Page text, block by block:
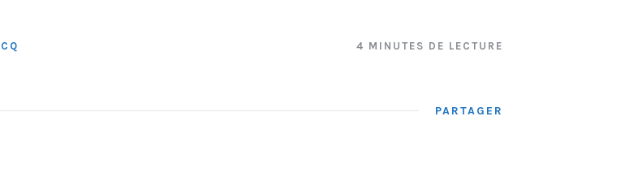
4 MINUTES DE LECTURE
PARTAGER